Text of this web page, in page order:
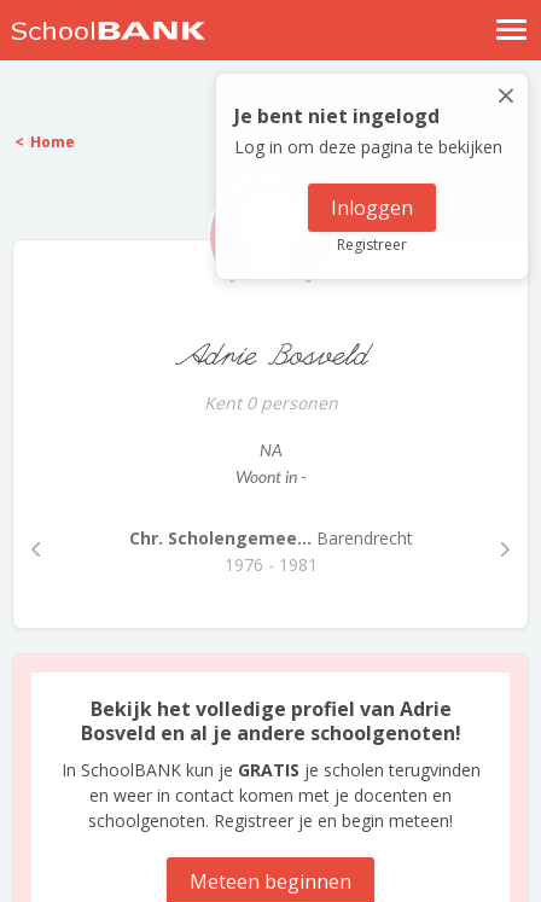
Nostalgische verhalen
Log in
Meld je gratis aan
×
Je bent niet ingelogd
Log in om deze pagina te bekijken
Inloggen
Registreer
Home
Adrie Bosveld
Kent 0 personen
NA
Woont in -
Chr. Scholengemee... Barendrecht
1976 - 1981
Bekijk het volledige profiel van Adrie
Bosveld en al je andere schoolgenoten!
In SchoolBANK kun je GRATIS je scholen terugvinden
en weer in contact komen met je docenten en
schoolgenoten. Registreer je en begin meteen!
Meteen beginnen